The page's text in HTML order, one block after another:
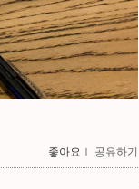
좋아요 ｌ 공유하기